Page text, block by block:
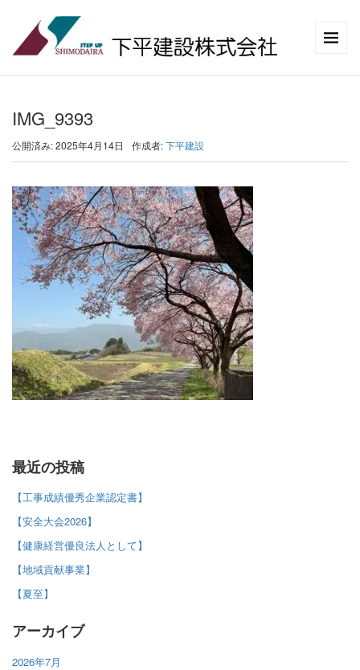
IMG_9393
公開済み: 2025年4月14日 作成者:下平建設
最近の投稿
【工事成績優秀企業認定書】
【安全大会2026】
【健康経営優良法人として】
【地域貢献事業】
【夏至】
アーカイブ
2026年7月